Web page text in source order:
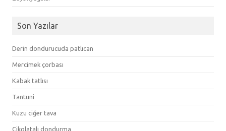
Son Yazılar
Derin dondurucuda patlıcan
Mercimek çorbası
Kabak tatlısı
Tantuni
Kuzu ciğer tava
Çikolatalı dondurma